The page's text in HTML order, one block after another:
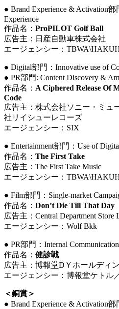
● Brand Experience & Activation部
Experience
作品名： ProPILOT Golf Ball
広告主：日産自動車株式会社
エージェンシー：TBWA\
● Digital部門：Innovative use of
● PR部門: Content Discovery &
作品名： A Ciphered Release Of
Code
広告主：株式会社ソニー・ミュ
社リイシューレコーズ
エージェンシー：SIX
● Entertainment部門：Use of
作品名： The First Take
広告主：The First Take Music
エージェンシー：TBWA\
● Film部門：Single-market
作品名： Don’t Die Till That Day
広告主：Central Department Store
エージェンシー：Wolf Bkk
● PR部門：Internal
作品名： 健診戦
広告主：博報堂DＹホールディ
エージェンシー：博報堂ケトル
＜銅賞＞
● Brand Experience & Activation部